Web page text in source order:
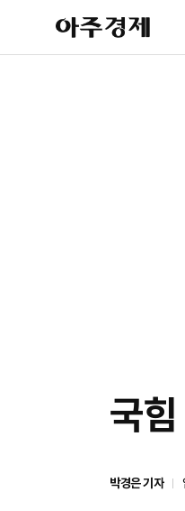
아
주
제
국
박경은 기자